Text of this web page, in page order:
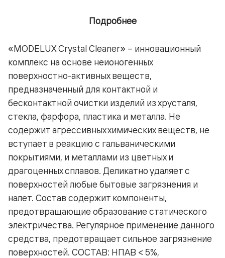
Подробнее
«МОDELUX Crystal Cleaner» – инновационный
комплекс на основе неионогенных
поверхностно-активных веществ,
предназначенный для контактной и
бесконтактной очистки изделий из хрусталя,
стекла, фарфора, пластика и металла. Не
содержит агрессивных химических веществ, не
вступает в реакцию с гальваническими
покрытиями, и металлами из цветных и
драгоценных сплавов. Деликатно удаляет с
поверхностей любые бытовые загрязнения и
налет. Состав содержит компоненты,
предотвращающие образование статического
электричества. Регулярное применение данного
средства, предотвращает сильное загрязнение
поверхностей. СОСТАВ: НПАВ < 5%,